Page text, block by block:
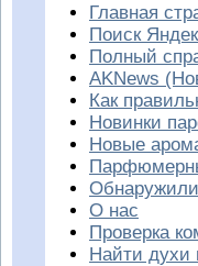
Главная
Поиск
Полный
AKNews
Как
Новинки
Новые
О нас
Проверка
Найти духи